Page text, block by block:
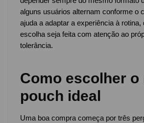
alguns usuários alternam conforme o
ajuda a adaptar a experiência à rotina,
escolha seja feita com atenção ao
tolerância.
Como escolher o
pouch ideal
Uma boa compra começa por três